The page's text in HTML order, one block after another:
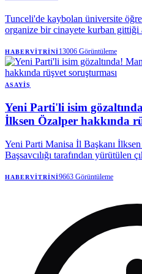
Tunceli'de kaybolan üniversite
organize bir cinayete kurban gittiği
aralarında dönemin valisi Tuncay
olduğu 25 kişi tutuklandı.
HABERVITRINI13006 Görüntüleme
ASAYIŞ
Yeni Parti'li isim
İlksen Özalper hakkında
Yeni Parti Manisa İl Başkanı
Başsavcılığı tarafından yürütülen
işlemlerinin ardından ifadesi
HABERVITRINI9663 Görüntüleme